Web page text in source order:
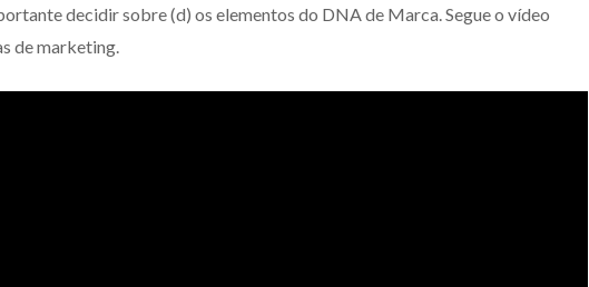
decidir sobre (d) os elementos do DNA de Marca. Segue o vídeo
de marketing.